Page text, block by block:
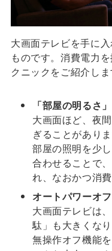
大画面テレビを手に
ものです。消費電力
クニックをご紹介しま
「部屋の明るさ
大画面ほど、夜
ぎることがありま
部屋の照明を少
合わせることで
れ、なおかつ消
オートパワーオ
大画面テレビは
駄」も大きくなり
無操作オフ機能